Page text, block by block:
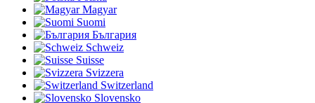
Magyar
Suomi
България
Schweiz
Suisse
Svizzera
Switzerland
Slovensko